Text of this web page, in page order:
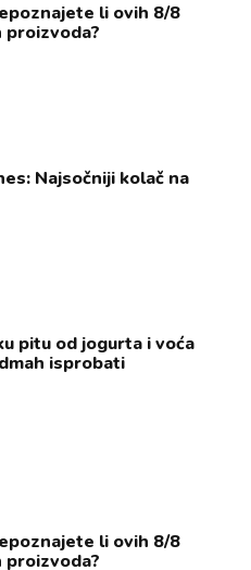
li ovih 8/8
proizvoda?
Najsočniji kolač na
pitu od jogurta i voća
isprobati
li ovih 8/8
proizvoda?